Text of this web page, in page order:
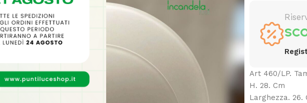
Art 460/LP.
H. 28. Cm
Larghezza. 26.